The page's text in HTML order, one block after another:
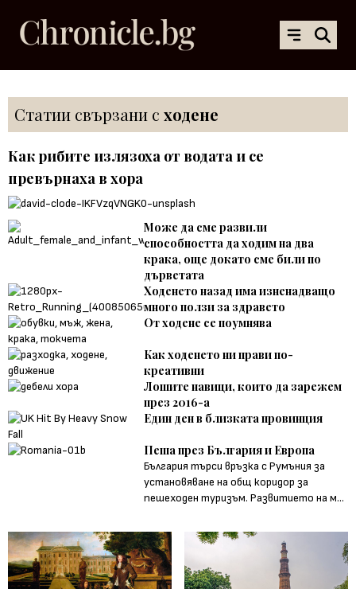
Статии свързани с ходене
Как рибите излязоха от водата и се
превърнаха в хора
Може да сме развили
способността да ходим на два
крака, още докато сме били по
дърветата
Ходенето назад има изненадващо
много ползи за здравето
От ходене се поумнява
Как ходенето ни прави по-
креативни
Лошите навици, които да зарежем
през 2016-а
Един ден в близката провинция
Пешa през България и Европа
България търси връзка с Румъния за
установяване на общ коридор за
пешеходен туризъм. Развитието на м...